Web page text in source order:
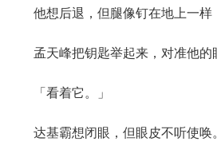
他想后退，但腿像钉在地上一样
孟天峰把钥匙举起来，对准他的
「看着它。」
达基霸想闭眼，但眼皮不听使唤